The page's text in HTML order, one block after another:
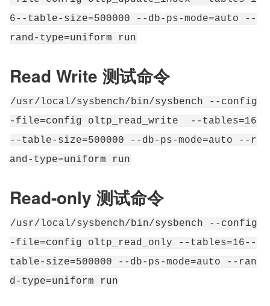
6--table-size=500000 --db-ps-mode=auto --
rand-type=uniform run
Read Write 测试命令
/usr/local/sysbench/bin/sysbench --config
-file=config oltp_read_write  --tables=16
--table-size=500000 --db-ps-mode=auto --r
and-type=uniform run
Read-only 测试命令
/usr/local/sysbench/bin/sysbench --config
-file=config oltp_read_only --tables=16--
table-size=500000 --db-ps-mode=auto --ran
d-type=uniform run